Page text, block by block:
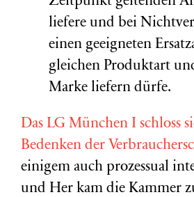
liefere und bei
einen geeigneten
gleichen Produktart
Marke liefern dürfe.
Das LG München I schloss
Bedenken der
einigem auch prozessual
und Her kam die Kammer